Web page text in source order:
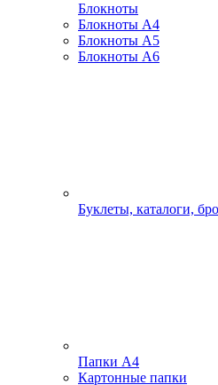
Блокноты
Блокноты А4
Блокноты А5
Блокноты А6
Буклеты, каталоги,
Папки А4
Картонные папки